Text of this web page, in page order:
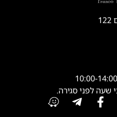
שעה לפני סגירה.